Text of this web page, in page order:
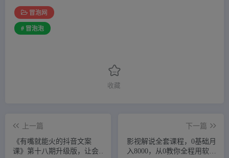
冒泡网
# 冒泡泡
收藏
上一篇
《有嘴‮能就‬火的抖‮文音‬案
课》第‮八十‬期升级版，让‮会
下一篇
影视解说全套课程，0基础月
入8000，从0教你全程用软件